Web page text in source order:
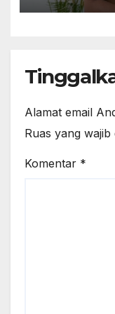
Alamat email
Ruas yang wajib
Komentar *